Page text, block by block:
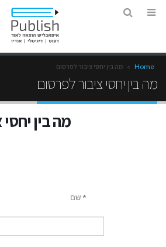
Home
» מה בין יחסי ציבור לפרסום
מה בין יחסי ציבור לפרסום
מה בין
שם *